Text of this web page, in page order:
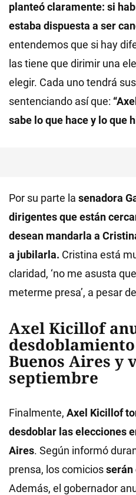
planteó claramente: si
estaba dispuesta a ser
entendemos que si hay
las tiene que dirimir una
elegir. Cada uno tendrá
sentenciando así que:
sabe lo que hace y lo que
Por su parte la senadora
dirigentes que están
desean mandarla a
a jubilarla. Cristina está
claridad, ‘no me asusta
meterme presa’, a pesar
Axel Kicillof
Buenos Aires y
septiembre
Finalmente, Axel Kicillof
desdoblar las elecciones
Aires. Según informó
prensa, los comiciosserán
Además, el gobernador